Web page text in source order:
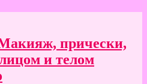
прически,
и телом